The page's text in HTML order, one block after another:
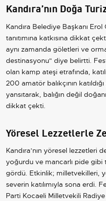
Kandıra’nın Doğa
Kandıra Belediye Başkanı
tanıtımına katkısına dikkat
aynı zamanda göletleri ve
destinasyonu" diye belirtti.
olan kamp ateşi etrafında,
200 amatör balıkçının
yansıtarak, balığın değil
dikkat çekti.
Yöresel Lezzetlerle
Kandıra’nın yöresel lezzetleri
yoğurdu ve mancarlı pide gibi
gördü. Etkinlik; milletvekilleri,
severin katılımıyla sona erdi.
Parti Kocaeli Milletvekili